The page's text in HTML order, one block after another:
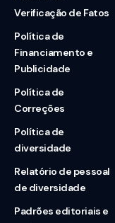
Verificação de Fatos
Política de
Financiamento e
Publicidade
Política de
Correções
Política de
diversidade
Relatório de pessoal
de diversidade
Padrões editoriais e